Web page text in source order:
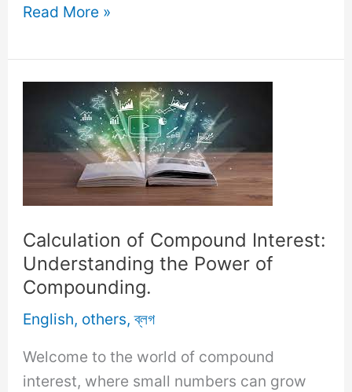
Calculation
Compound
Interest:
Unlocking
Power
Money
Growth.
Read More »
Calculation of Compound Interest:
Understanding the Power of
Compounding.
English, others,ব্লগ
Welcome to the world of compound
interest, where small numbers can grow